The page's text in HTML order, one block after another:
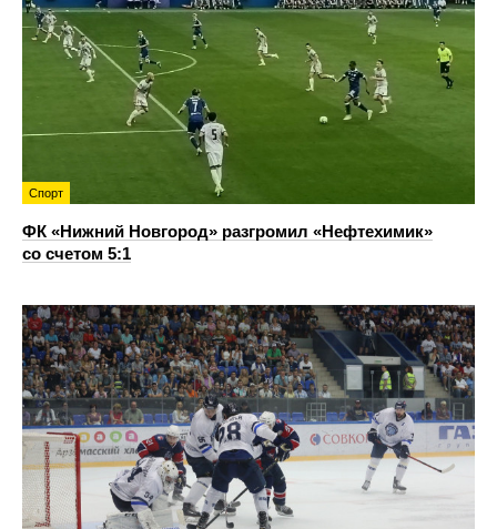
Спорт
ФК «Нижний Новгород» разгромил «Нефтехимик»
со счетом 5:1